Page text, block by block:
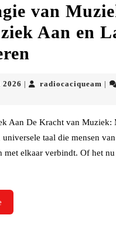
van
Aan en
Muziek:
Zet
de
25
| radiocaciqueam |
Aan De Kracht van Muziek:
taal die mensen
met elkaar verbindt. Of het nu
More